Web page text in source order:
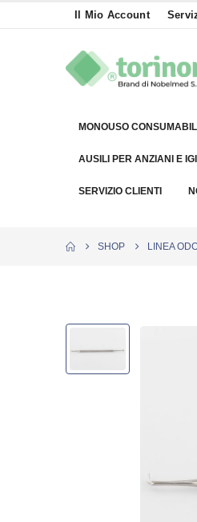
Il Mio Account
MONOUSO
AUSILI PER ANZIANI E
SERVIZIO CLIENTI
SHOP LINEA